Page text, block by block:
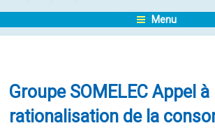
Menu
Groupe SOMELEC Appel à
rationalisation de la